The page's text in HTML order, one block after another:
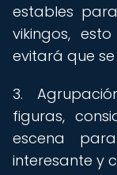
estables
vikingos,
evitará que
3.
figuras,
escena
interesante y